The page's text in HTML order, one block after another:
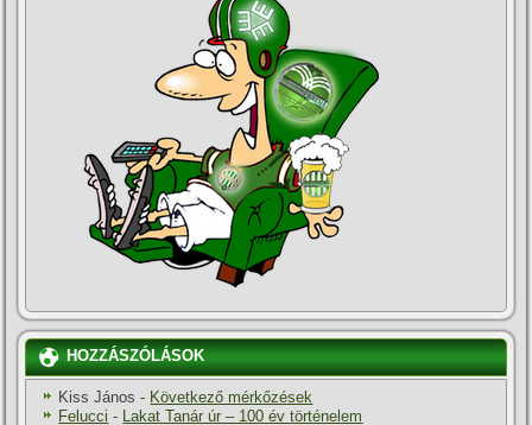
HOZZÁSZÓLÁSOK
Kiss János - Következő mérkőzések
Felucci - Lakat Tanár úr – 100 év történelem